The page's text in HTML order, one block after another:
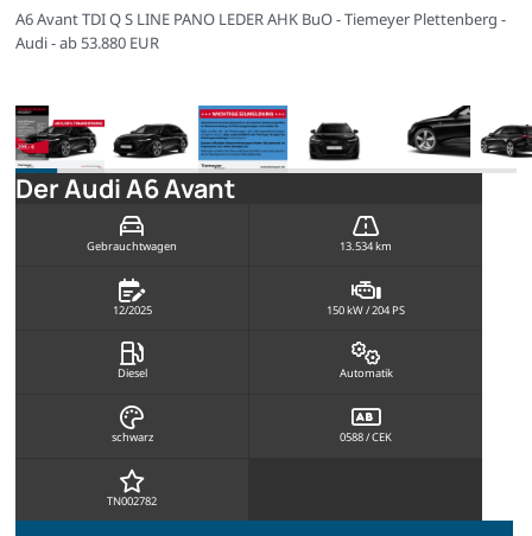
A6 Avant TDI Q S LINE PANO LEDER AHK BuO - Tiemeyer Plettenberg -
Audi - ab 53.880 EUR
Der Audi A6 Avant
Gebrauchtwagen 13.534 km
12/2025 150 kW / 204 PS
Diesel Automatik
schwarz 0588 / CEK
TN002782